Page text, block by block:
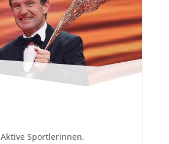
Aktive Sportlerinnen,